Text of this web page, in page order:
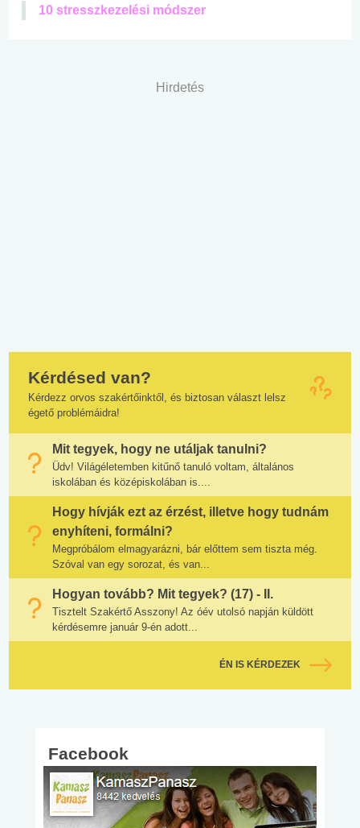
10 stresszkezelési módszer
Hirdetés
Kérdésed van?
Kérdezz orvos szakértőinktől, és biztosan választ lelsz
égető problémáidra!
Mit tegyek, hogy ne utáljak tanulni?
Üdv! Világéletemben kitűnő tanuló voltam, általános
iskolában és középiskolában is....
Hogy hívják ezt az érzést, illetve hogy tudnám
enyhíteni, formálni?
Megpróbálom elmagyarázni, bár előttem sem tiszta még.
Szóval van egy sorozat, és van...
Hogyan tovább? Mit tegyek? (17) - II.
Tisztelt Szakértő Asszony! Az óév utolsó napján küldött
kérdésemre január 9-én adott...
ÉN IS KÉRDEZEK
Facebook